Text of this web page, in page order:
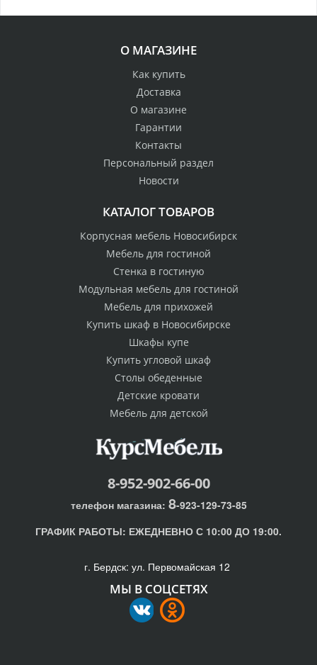
О МАГАЗИНЕ
Как купить
Доставка
О магазине
Гарантии
Контакты
Персональный раздел
Новости
КАТАЛОГ ТОВАРОВ
Корпусная мебель Новосибирск
Мебель для гостиной
Стенка в гостиную
Модульная мебель для гостиной
Мебель для прихожей
Купить шкаф в Новосибирске
Шкафы купе
Купить угловой шкаф
Столы обеденные
Детские кровати
Мебель для детской
8-952-902-66-00
телефон магазина: 8-923-129-73-85
ГРАФИК РАБОТЫ: ЕЖЕДНЕВНО С 10:00 ДО 19:00.
г. Бердск: ул. Первомайская 12
МЫ В СОЦСЕТЯХ